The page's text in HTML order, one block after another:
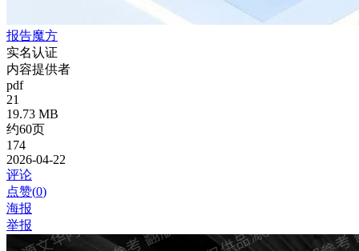
报告魔方
实名认证
内容提供者
pdf
21
19.73 MB
约60页
174
2026-04-22
评论
点赞(0)
海报
举报